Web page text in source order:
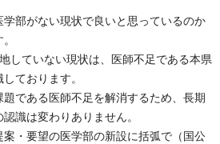
学部がない現状で良いと思っているのか
していない現状は、医師不足である本県
ております。
である医師不足を解消するため、長期
識は変わりありません。
・要望の医学部の新設に括弧で（国公